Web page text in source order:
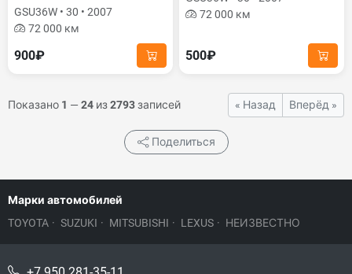
GSU36W • 30 • 2007
72 000 км
900₽
72 000 км
500₽
Показано 1 — 24 из2793записей « Назад Вперёд »
Поделиться
Марки автомобилей
TOYOTA · SUZUKI · MITSUBISHI · LEXUS · НЕИЗВЕСТНО